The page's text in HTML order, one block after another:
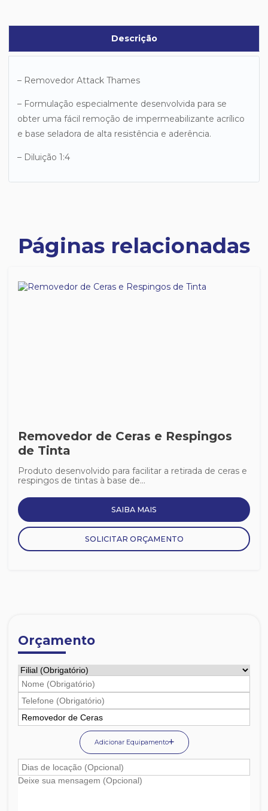
Descrição
– Removedor Attack Thames
– Formulação especialmente desenvolvida para se
obter uma fácil remoção de impermeabilizante acrílico
e base seladora de alta resistência e aderência.
– Diluição 1:4
Páginas relacionadas
Removedor de Ceras e Respingos
de Tinta
Produto desenvolvido para facilitar a retirada de ceras e
respingos de tintas à base de...
SAIBA MAIS
SOLICITAR ORÇAMENTO
Orçamento
Adicionar Equipamento